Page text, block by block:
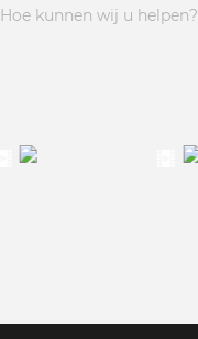
Hoe kunnen wij u helpen?